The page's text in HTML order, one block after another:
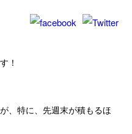
！
、特に、先週末が積もるほ